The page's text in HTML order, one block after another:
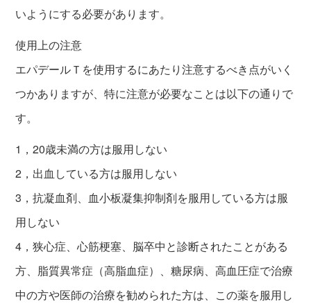
いようにする必要があります。
使用上の注意
エパデールＴを使用するにあたり注意するべき点がいく
つかありますが、特に注意が必要なことは以下の通りで
す。
1，20歳未満の方は服用しない
2，出血している方は服用しない
3，抗凝血剤、血小板凝集抑制剤を服用している方は服
用しない
4，狭心症、心筋梗塞、脳卒中と診断されたことがある
方、脂質異常症（高脂血症）、糖尿病、高血圧症で治療
中の方や医師の治療を勧められた方は、この薬を服用し